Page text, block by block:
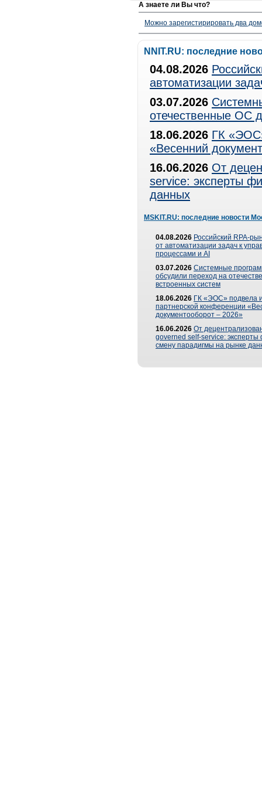
А знаете ли Вы что?
Можно зарегистирировать два
NNIT.RU: последние
04.08.2026
автоматизации
03.07.2026
отечественные ОС
18.06.2026 ГК
«Весенний
16.06.2026 От
service: эксперты
данных
MSKIT.RU: последние новости
04.08.2026 Российский RPA-
от автоматизации задач к
процессами и AI
03.07.2026 Системные
обсудили переход на
встроенных систем
18.06.2026 ГК «ЭОС» подвела
партнерской конференции
документооборот – 2026»
16.06.2026 От
governed self-service: эксперты
смену парадигмы на рынке